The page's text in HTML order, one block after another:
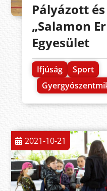
Pályázott
„Salamon
Egyesület
Ifjúság
Sport
2021-10-21